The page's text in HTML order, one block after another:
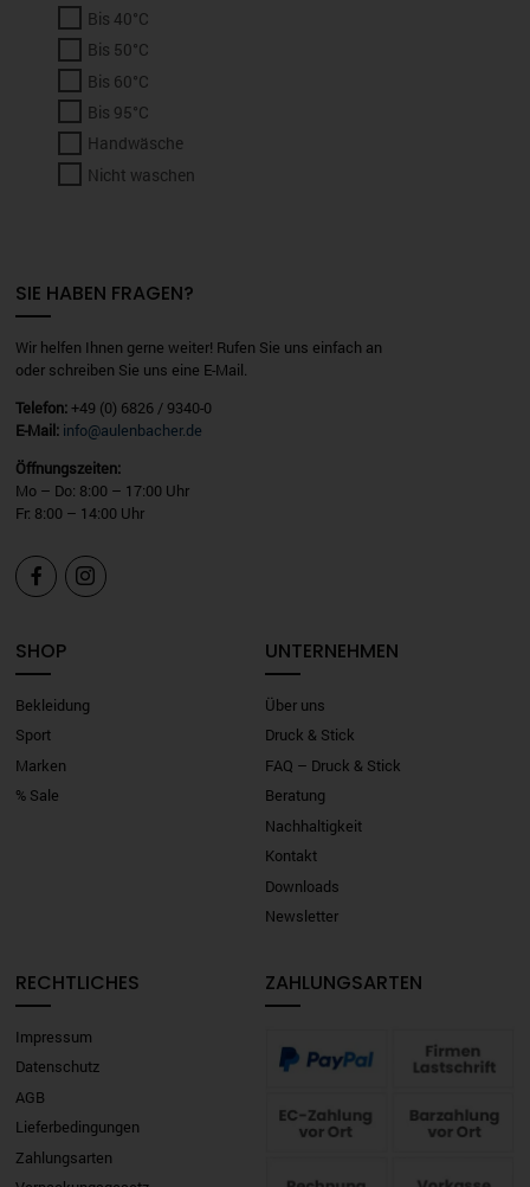
Bis 40°C
Bis 50°C
Bis 60°C
Bis 95°C
Handwäsche
Nicht waschen
SIE HABEN FRAGEN?
Wir helfen Ihnen gerne weiter! Rufen Sie uns einfach an
oder schreiben Sie uns eine E-Mail.
Telefon:+49 (0) 6826 / 9340-0
E-Mail: info@aulenbacher.de
Öffnungszeiten:
Mo – Do: 8:00 – 17:00 Uhr
Fr: 8:00 – 14:00 Uhr
 
SHOP
Bekleidung
Sport
Marken
% Sale
UNTERNEHMEN
Über uns
Druck & Stick
FAQ – Druck & Stick
Beratung
Nachhaltigkeit
Kontakt
Downloads
Newsletter
RECHTLICHES
Impressum
Datenschutz
AGB
Lieferbedingungen
Zahlungsarten
ZAHLUNGSARTEN